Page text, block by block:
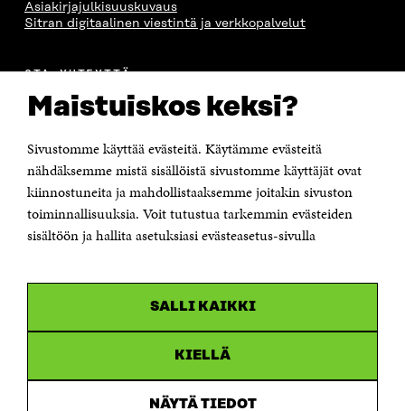
Maistuiskos keksi?
Sivustomme käyttää evästeitä. Käytämme evästeitä
nähdäksemme mistä sisällöistä sivustomme käyttäjät ovat
kiinnostuneita ja mahdollistaaksemme joitakin sivuston
toiminnallisuuksia. Voit tutustua tarkemmin evästeiden
sisältöön ja hallita asetuksiasi evästeasetus-sivulla
SALLI KAIKKI
KIELLÄ
NÄYTÄ TIEDOT
Asiakirjajulkisuuskuvaus
Sitran digitaalinen viestintä ja verkkopalvelut
OTA YHTEYTTÄ
Itämerenkatu 11-13, PL 160,
00181 Helsinki
Puhelin +358 294 618 991
Sähköpostiosoite
Saapumisohjeet
Y-tunnus 0202132-3
uudessa